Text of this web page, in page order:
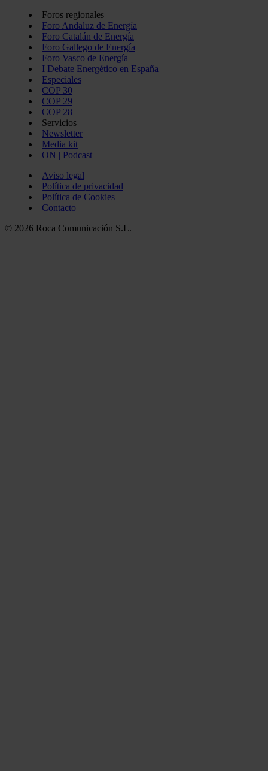
Foros regionales
Foro Andaluz de Energía
Foro Catalán de Energía
Foro Gallego de Energía
Foro Vasco de Energía
I Debate Energético en España
Especiales
COP 30
COP 29
COP 28
Servicios
Newsletter
Media kit
ON | Podcast
Aviso legal
Política de privacidad
Política de Cookies
Contacto
© 2026 Roca Comunicación S.L.